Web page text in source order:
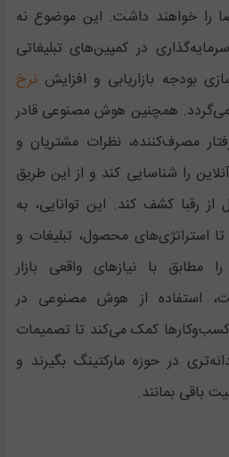
را خواهند داشت. این موضوع نه
در کمپین‌های تبلیغاتی
بودجه بازاریابی و افزایش نرخ
می‌گردد. همچنین هوش مصنوعی قادر
مصرف‌کننده، نظرات مشتریان و
را شناسایی کند و از این طریق
از رقبا کشف کند. این توانایی، به
استراتژی‌های محصول، تبلیغات و
مطابق با نیازهای واقعی بازار
استفاده از هوش مصنوعی در
کسب‌وکارها کمک می‌کند تا تصمیمات
در حوزه مارکتینگ بگیرند و
باقی بمانند.